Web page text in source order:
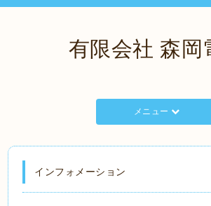
有限会社 森岡
メニュー
インフォメーション